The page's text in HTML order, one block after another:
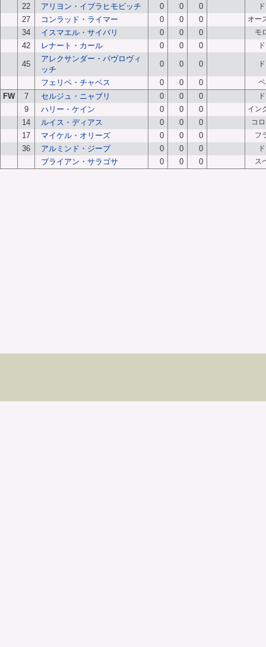
22 アリヨン・イブラヒモビッチ 0 0 0
27 コンラッド・ライマー 0 0 0 オー
34 イスマエル・サイバリ 0 0 0 モ
42 レナート・カール 0 0 0
45
アレクサンダー・パヴロヴィ
ッチ
0 0 0
フェリペ・チャベス 0 0 0
FW 7 セルジュ・ニャブリ 0 0 0
9 ハリー・ケイン 0 0 0 イン
14 ルイス・ディアス 0 0 0 コ
17 マイケル・オリーズ 0 0 0 フ
36 アルミンド・ジープ 0 0 0
ブライアン・サラゴサ 0 0 0 ス